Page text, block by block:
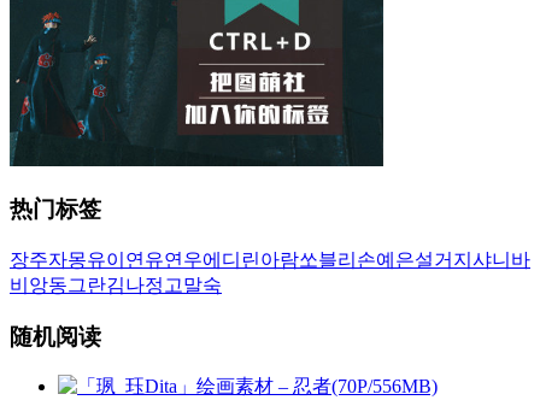
热门标签
장주자몽유이 연유연우에디린아람쏘블리 손예은설거지 샤니 바
비앙동그란김나정 고말숙
随机阅读